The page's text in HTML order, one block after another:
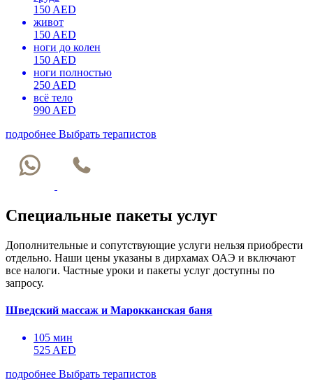
150 AED
живот
150 AED
ноги до колен
150 AED
ноги полностью
250 AED
всё тело
990 AED
подробнее Выбрать терапистов
Специальные пакеты услуг
Дополнительные и сопутствующие услуги нельзя приобрести
отдельно. Наши цены указаны в дирхамах ОАЭ и включают
все налоги. Частные уроки и пакеты услуг доступны по
запросу.
Шведский массаж и Марокканская баня
105 мин
525 AED
подробнее Выбрать терапистов